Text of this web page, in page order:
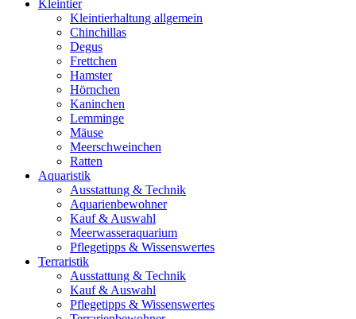
Kleintier
Kleintierhaltung allgemein
Chinchillas
Degus
Frettchen
Hamster
Hörnchen
Kaninchen
Lemminge
Mäuse
Meerschweinchen
Ratten
Aquaristik
Ausstattung & Technik
Aquarienbewohner
Kauf & Auswahl
Meerwasseraquarium
Pflegetipps & Wissenswertes
Terraristik
Ausstattung & Technik
Kauf & Auswahl
Pflegetipps & Wissenswertes